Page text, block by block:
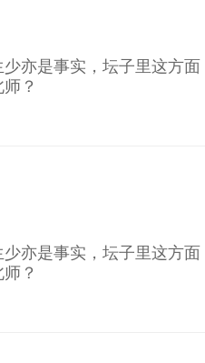
亦是事实，坛子里这方面
？
亦是事实，坛子里这方面
？